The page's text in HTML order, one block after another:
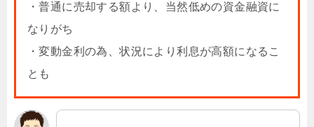
・普通に売却する額より、当然低めの資金融資に
なりがち
・変動金利の為、状況により利息が高額になるこ
とも